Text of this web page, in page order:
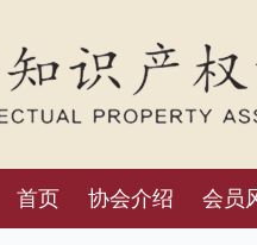
首页 协会介绍 会员